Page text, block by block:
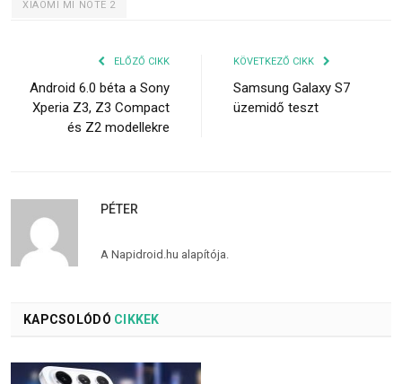
XIAOMI MI NOTE 2
ELŐZŐ CIKK
Android 6.0 béta a Sony
Xperia Z3, Z3 Compact
és Z2 modellekre
KÖVETKEZŐ CIKK
Samsung Galaxy S7
üzemidő teszt
PÉTER
A Napidroid.hu alapítója.
KAPCSOLÓDÓ CIKKEK